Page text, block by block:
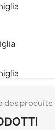
des produits